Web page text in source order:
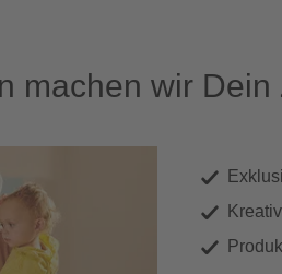
machen wir